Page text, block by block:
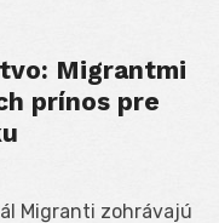
Migrantmi
prínos pre
Migranti zohrávajú